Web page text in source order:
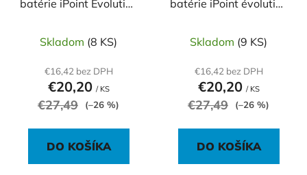
batérie iPoint Evolution
Skladom (8 KS)
€16,42 bez DPH
€20,20 / KS
€27,49 (–26 %)
DO KOŠÍKA
batérie iPoint évolution
Skladom (9 KS)
€16,42 bez DPH
€20,20 / KS
€27,49 (–26 %)
DO KOŠÍKA